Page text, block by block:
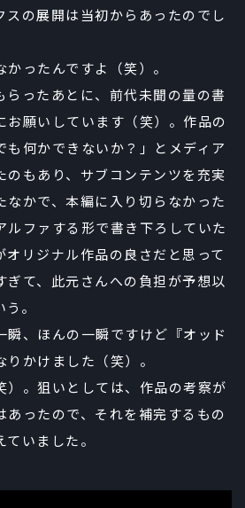
スの展開は当初からあったのでし
ったんですよ（笑）。
ったあとに、前代未聞の量の書
お願いしています（笑）。作品の
も何かできないか？」とメディア
のもあり、サブコンテンツを充実
なかで、本編に入り切らなかった
ルファする形で書き下ろしていた
オリジナル作品の良さだと思って
ぎて、此元さんへの負担が予想以
。
、ほんの一瞬ですけど『オッド
かけました（笑）。
。狙いとしては、作品の考察が
あったので、それを補完するもの
いました。